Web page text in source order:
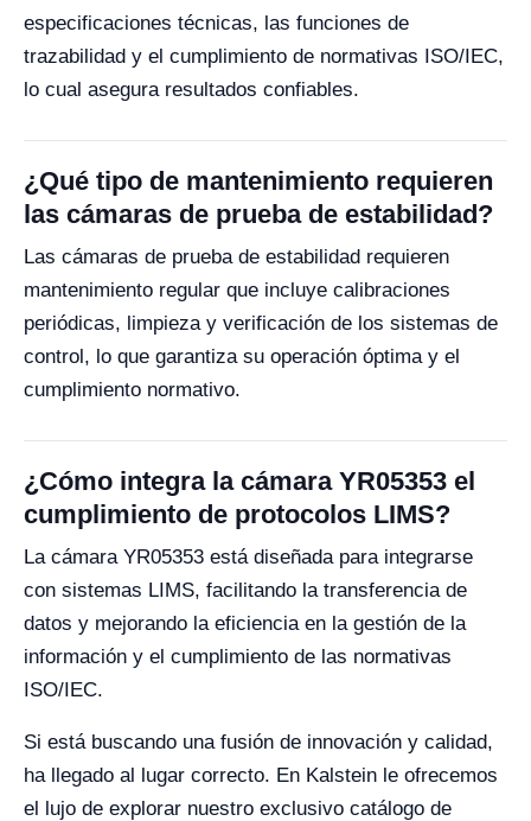
especificaciones técnicas, las funciones de
trazabilidad y el cumplimiento de normativas ISO/IEC,
lo cual asegura resultados confiables.
¿Qué tipo de mantenimiento requieren
las cámaras de prueba de estabilidad?
Las cámaras de prueba de estabilidad requieren
mantenimiento regular que incluye calibraciones
periódicas, limpieza y verificación de los sistemas de
control, lo que garantiza su operación óptima y el
cumplimiento normativo.
¿Cómo integra la cámara YR05353 el
cumplimiento de protocolos LIMS?
La cámara YR05353 está diseñada para integrarse
con sistemas LIMS, facilitando la transferencia de
datos y mejorando la eficiencia en la gestión de la
información y el cumplimiento de las normativas
ISO/IEC.
Si está buscando una fusión de innovación y calidad,
ha llegado al lugar correcto. En Kalstein le ofrecemos
el lujo de explorar nuestro exclusivo catálogo de